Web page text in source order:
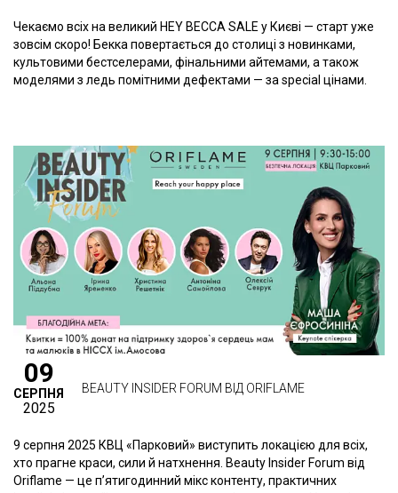
Чекаємо всіх на великий HEY BECCA SALE у Києві — старт уже
зовсім скоро! Бекка повертається до столиці з новинками,
культовими бестселерами, фінальними айтемами, а також
моделями з ледь помітними дефектами — за special цінами.
09
СЕРПНЯ
2025
BEAUTY INSIDER FORUM ВІД ORIFLAME
9 серпня 2025 КВЦ «Парковий» виступить локацією для всіх,
хто прагне краси, сили й натхнення. Beauty Insider Forum від
Oriflame — це п’ятигодинний мікс контенту, практичних